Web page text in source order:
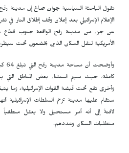
تقول الباحثة السياسية جوان صالح إن مدينة رفح
الإعلام الإسرائيلي بعد إعلان وقف إطلاق النار في
عن جزء من مدينة رفح الواقعة جنوب قطاع
الأمريكية لنقل السكان الذين يخضعون تحت
كاملة، حيث سيتم استثناء بعض المناطق
ستقام عليها مدينة تزعم السلطات الإسرائيلية
لافتةً إلى أنه أمر مستحيل ولا يعقل منطقياً
متطلبات السكان وعددهم.